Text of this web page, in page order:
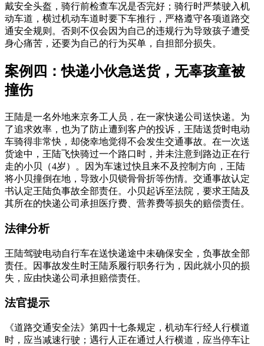
戴安全头盔，骑行前检查车况是否完好；骑行时严禁驶入机
动车道，横过机动车道时要下车推行，严格遵守各项道路交
通安全规则。否则不仅会因为自己的违规行为导致孩子遭受
身心痛苦，还要为自己的行为买单，自担部分损失。
案例四：快递小伙急送货，无辜孩童被
撞伤
王陆是一名外地来京务工人员，在一家快递公司送快递。为
了追求效率，也为了防止遭到客户的投诉，王陆送货时电动
车骑得非常快，却侥幸地觉得不会发生交通事故。在一次送
货途中，王陆飞快骑过一个路口时，并未注意到路边正在行
走的小贝（4岁）。因为车速过快且来不及控制方向，王陆
将小贝撞倒在地，导致小贝锁骨骨折等伤情。交通事故认定
书认定王陆负事故全部责任。小贝起诉至法院，要求王陆及
其所在的快递公司承担医疗费、营养费等损失的赔偿责任。
法律分析
王陆驾驶电动自行车在送快递途中未确保安全，负事故全部
责任。因事故发生时王陆系履行职务行为，因此就小贝的损
失，应由快递公司承担赔偿责任。
法官提示
《道路交通安全法》第四十七条规定，机动车行经人行横道
时，应当减速行驶；遇行人正在通过人行横道，应当停车让